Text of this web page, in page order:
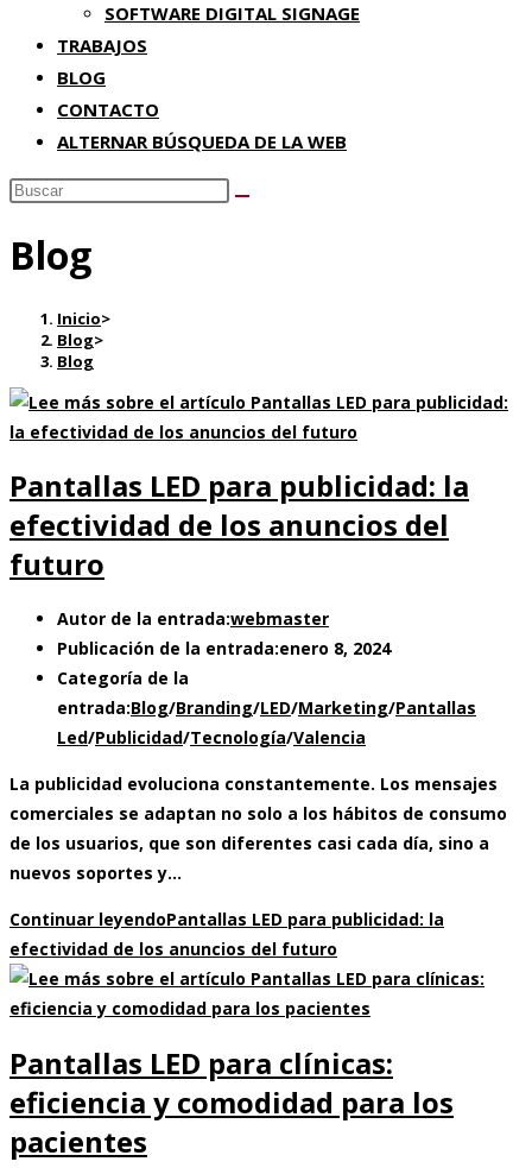
SOFTWARE DIGITAL SIGNAGE
TRABAJOS
BLOG
CONTACTO
ALTERNAR BÚSQUEDA DE LA WEB
Blog
Inicio>
Blog>
Blog
Pantallas LED para publicidad: la
efectividad de los anuncios del
futuro
Autor de la entrada:webmaster
Publicación de la entrada:enero 8, 2024
Categoría de la
entrada:Blog/Branding/LED/Marketing/Pantallas
Led/Publicidad/Tecnología/Valencia
La publicidad evoluciona constantemente. Los mensajes
comerciales se adaptan no solo a los hábitos de consumo
de los usuarios, que son diferentes casi cada día, sino a
nuevos soportes y…
Continuar leyendoPantallas LED para publicidad: la
efectividad de los anuncios del futuro
Pantallas LED para clínicas:
eficiencia y comodidad para los
pacientes